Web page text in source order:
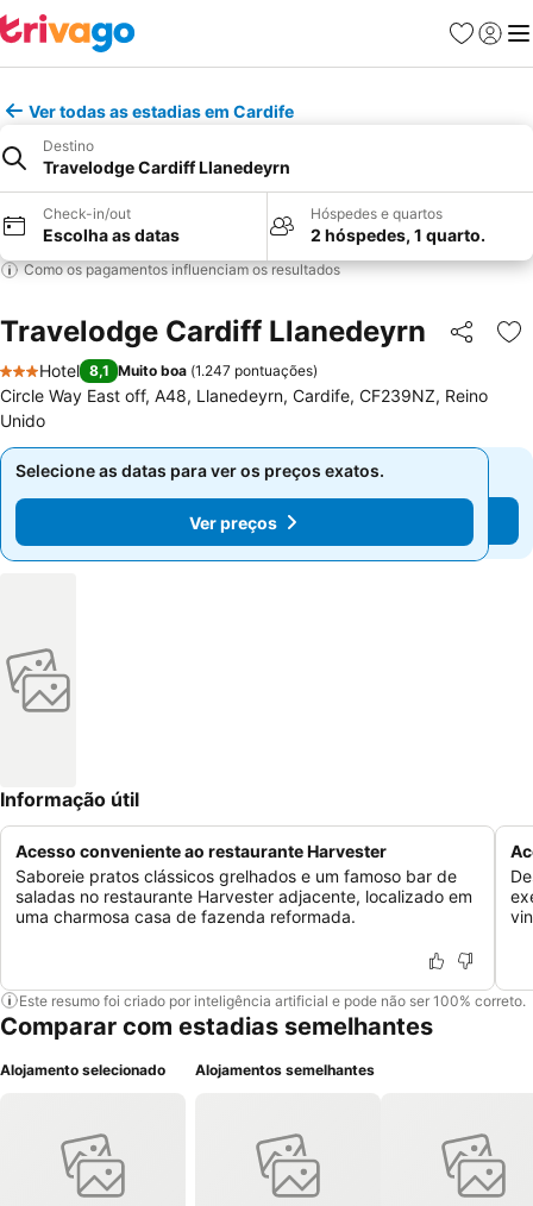
Favoritos
Iniciar
Ver todas as estadias em Cardife
Destino
Travelodge Cardiff Llanedeyrn
Check-in/out
Escolha as datas
Hóspedes e quartos
2 hóspedes, 1 quarto.
Como os pagamentos influenciam os resultados
Travelodge Cardiff Llanedeyrn Partilhar
3 Estrelas
Hotel 8,1 Muito boa (1.247 pontuações)
Circle Way East off, A48, Llanedeyrn, Cardife, CF239NZ, Reino
Unido
Selecione as datas para ver os preços exatos.
Ver preços
Selecione as datas para ver os preços exatos.
Ver preços
Informação útil
Acesso conveniente ao restaurante Harvester
Saboreie pratos clássicos grelhados e um famoso bar de
saladas no restaurante Harvester adjacente, localizado em
uma charmosa casa de fazenda reformada.
Este resumo foi criado por inteligência artificial e pode não ser 100% correto.
Comparar com estadias semelhantes
Alojamento selecionado Alojamentos semelhantes